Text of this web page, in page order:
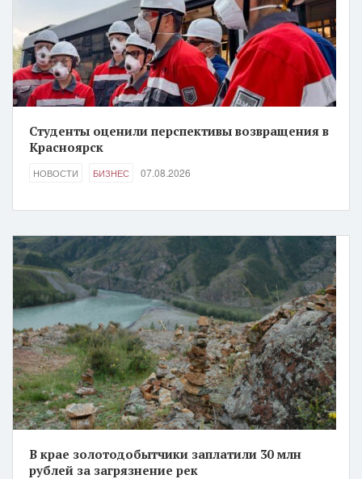
Студенты оценили перспективы возвращения в
Красноярск
НОВОСТИ БИЗНЕС 07.08.2026
В крае золотодобытчики заплатили 30 млн
рублей за загрязнение рек